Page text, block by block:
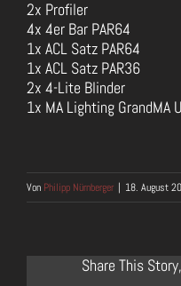
2x Profiler
4x 4er Bar PAR64
1x ACL Satz PAR64
1x ACL Satz PAR36
2x 4-Lite Blinder
1x MA Lighting GrandMA
Von Philipp Nürnberger | 18. August
Share This